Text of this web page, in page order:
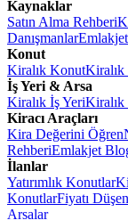
Kaynaklar
Satın Alma Rehberi
Danışmanlar
Konut
Kiralık KonutKiralık
İş Yeri & Arsa
Kiralık İş Yeri
Kiracı Araçları
Kira Değerini Öğren
RehberiEmlakjet
İlanlar
Yatırımlık Konutlar
KonutlarFiyatı
Arsalar